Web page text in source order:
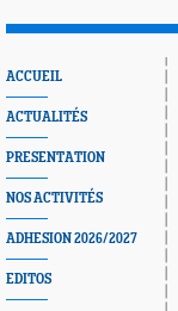
ACCUEIL
ACTUALITÉS
PRESENTATION
NOS ACTIVITÉS
ADHESION 2026/2027
EDITOS